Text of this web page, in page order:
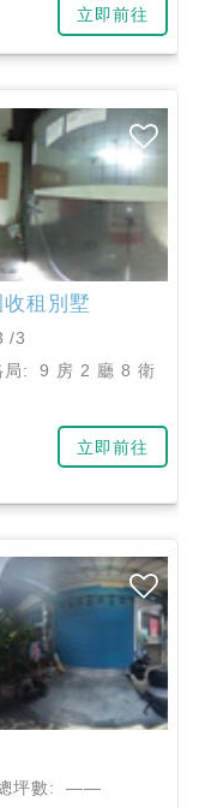
立即前往
租別墅
/3
局: 9 房 2 廳 8 衛
立即前往
坪數:
——